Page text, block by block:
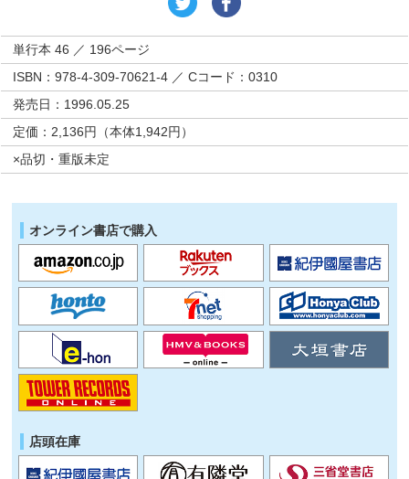
単行本 46 ／ 196ページ
ISBN：978-4-309-70621-4 ／ Cコード：0310
発売日：1996.05.25
定価：2,136円（本体1,942円）
×品切・重版未定
オンライン書店で購入
店頭在庫